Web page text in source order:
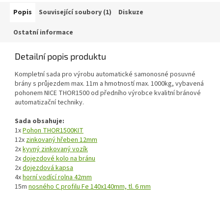
Popis Související soubory (1) Diskuze
Ostatní informace
Detailní popis produktu
Kompletní sada pro výrobu automatické samonosné posuvné
brány s průjezdem max. 11m a hmotností max. 1000kg, vybavená
pohonem NICE THOR1500 od předního výrobce kvalitní bránové
automatizační techniky.
Sada obsahuje:
1xPohon THOR1500KIT
12xzinkovaný hřeben 12mm
2xkyvný zinkovaný vozík
2xdojezdové kolo na bránu
2xdojezdová kapsa
4xhorní vodící rolna 42mm
15m nosného C profilu Fe 140x140mm, tl. 6 mm